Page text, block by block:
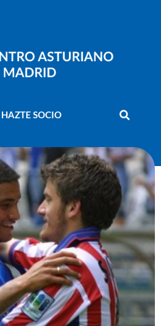
HAZTE SOCIO